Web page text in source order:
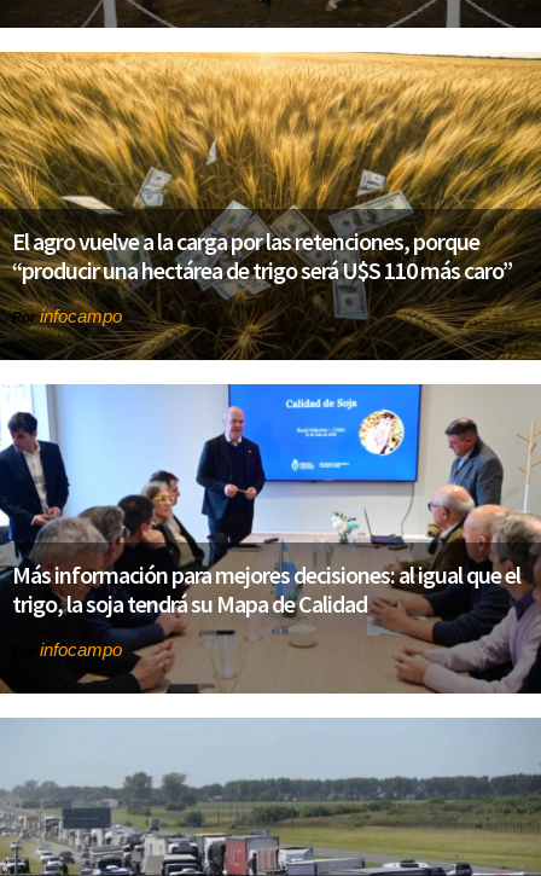
El agro vuelve a la carga por las retenciones, porque
“producir una hectárea de trigo será U$S 110 más caro”
Porinfocampo
Más información para mejores decisiones: al igual que el
trigo, la soja tendrá su Mapa de Calidad
infocampo